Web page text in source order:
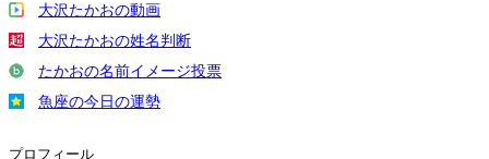
大沢たかおの動画
大沢たかおの姓名判断
たかおの名前イメージ投票
魚座の今日の運勢
プロフィール